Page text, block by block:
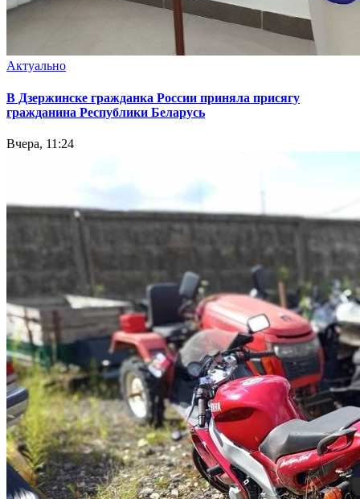
Актуально
В Дзержинске гражданка России приняла присягу
гражданина Республики Беларусь
Вчера, 11:24